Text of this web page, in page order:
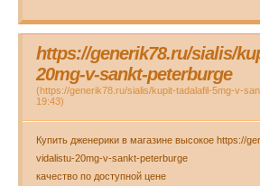
https://generik78.ru/sialis/
20mg-v-sankt-peterburge
(https://generik78.ru/sialis/kupit-tadalafil-5mg-v-
19:43)
Купить дженерики в магазине высокое https://
vidalistu-20mg-v-sankt-peterburge
качество по доступной цене